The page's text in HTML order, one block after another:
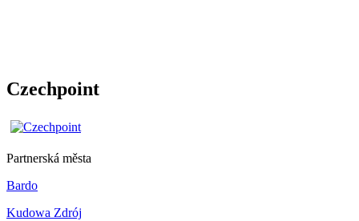
Czechpoint
Partnerská města
Bardo
Kudowa Zdrój